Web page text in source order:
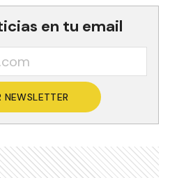
en tu email
NEWSLETTER